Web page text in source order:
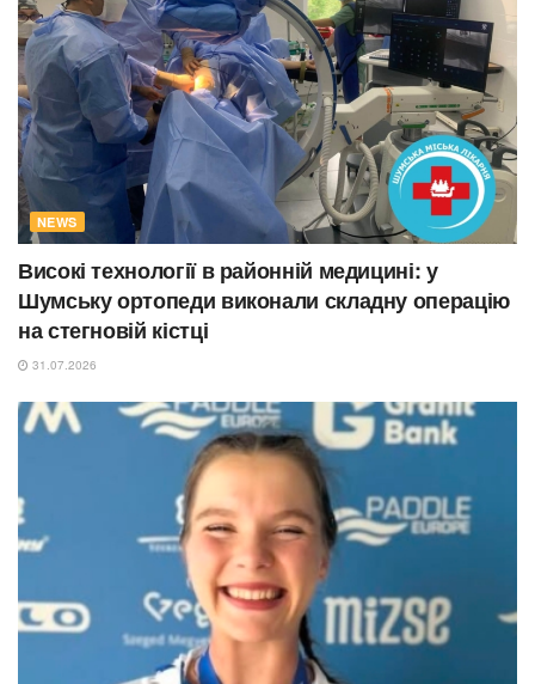
NEWS
Високі технології в районній медицині: у
Шумську ортопеди виконали складну операцію
на стегновій кістці
31.07.2026